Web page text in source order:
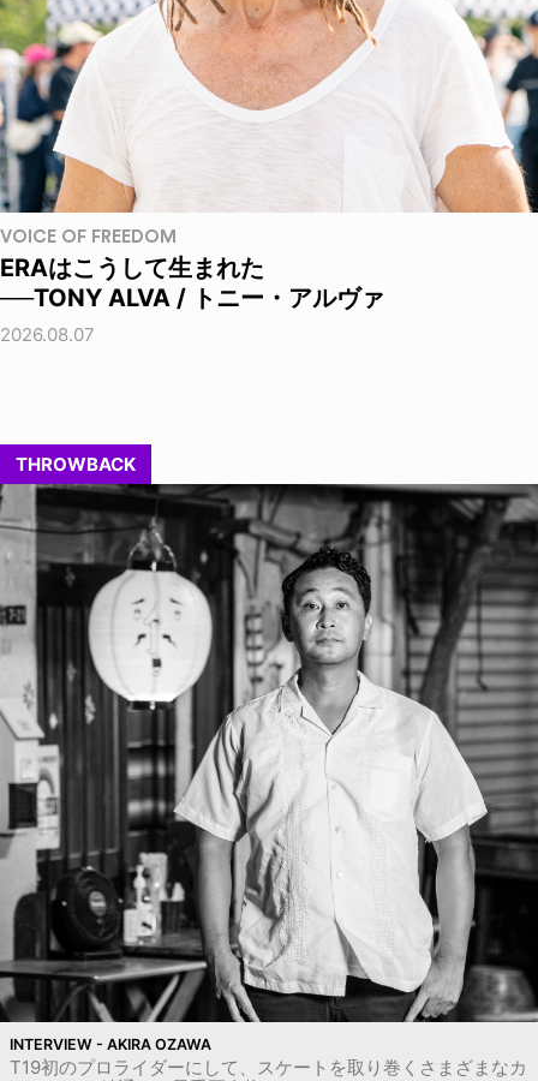
VOICE OF FREEDOM
ERAはこうして生まれた
──TONY ALVA / トニー・アルヴァ
2026.08.07
THROWBACK
INTERVIEW - AKIRA OZAWA
T19初のプロライダーにして、スケートを取り巻くさまざまなカ